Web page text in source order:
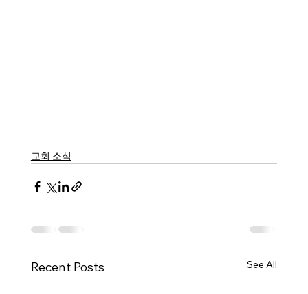
교회 소식
Recent Posts See All